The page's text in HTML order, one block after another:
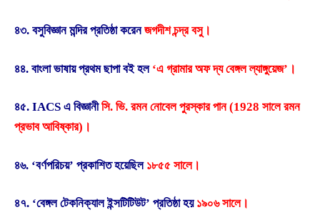
৪৩. বসুবিজ্ঞান মন্দির প্রতিষ্ঠা করেনজগদীশ চন্দ্র বসু।
৪৪. বাংলা ভাষায় প্রথম ছাপা বই হল‘এ গ্রামার অফ দ্য বেঙ্গল ল্যাঙ্গুয়েজ’।
৪৫. IACS এ বিজ্ঞানীসি. ভি. রমন নোবেল পুরস্কার পান (1928 সালে রমন
প্রভাব আবিষ্কার)।
৪৬. ‘বর্ণপরিচয়’ প্রকাশিত হয়েছিল ১৮৫৫ সালে।
৪৭. ‘বেঙ্গল টেকনিক্যাল ইন্সটিটিউট’ প্রতিষ্ঠা হয় ১৯০৬ সালে।